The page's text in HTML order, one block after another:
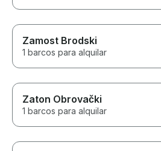
Zamost Brodski
1 barcos para alquilar
Zaton Obrovački
1 barcos para alquilar